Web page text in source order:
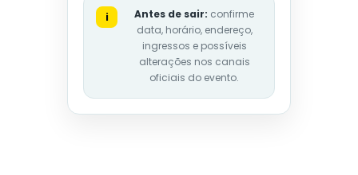
i Antes de sair: confirme
data, horário, endereço,
ingressos e possíveis
alterações nos canais
oficiais do evento.